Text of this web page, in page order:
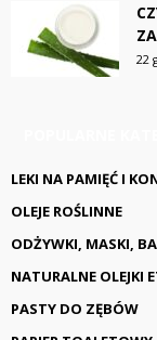
22
LEKI NA PAMIĘĆ I
OLEJE ROŚLINNE
ODŻYWKI, MASKI,
NATURALNE OLEJKI
PASTY DO ZĘBÓW